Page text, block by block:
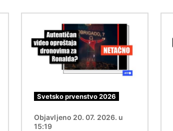
Svetsko prvenstvo 2026
Objavljeno 20. 07. 2026. u
15:19